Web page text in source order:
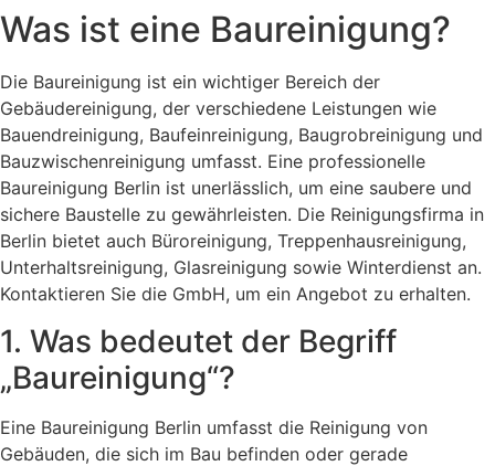
Was ist eine Baureinigung?
Die Baureinigung ist ein wichtiger Bereich der
Gebäudereinigung, der verschiedene Leistungen wie
Bauendreinigung, Baufeinreinigung, Baugrobreinigung und
Bauzwischenreinigung umfasst. Eine professionelle
Baureinigung Berlin ist unerlässlich, um eine saubere und
sichere Baustelle zu gewährleisten. Die Reinigungsfirma in
Berlin bietet auch Büroreinigung, Treppenhausreinigung,
Unterhaltsreinigung, Glasreinigung sowie Winterdienst an.
Kontaktieren Sie die GmbH, um ein Angebot zu erhalten.
1. Was bedeutet der Begriff
„Baureinigung“?
Eine Baureinigung Berlin umfasst die Reinigung von
Gebäuden, die sich im Bau befinden oder gerade